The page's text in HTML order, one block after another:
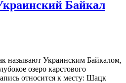
Байкал
называют Украинским Байкалом,
озеро карстового
относится к месту: Шацк